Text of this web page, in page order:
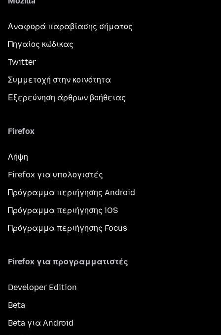
Αναφορά παραβίασης σήματος
Πηγαίος κώδικας
Twitter
Συμμετοχή στην κοινότητα
Εξερεύνηση άρθρων βοήθειας
Firefox
Λήψη
Firefox για υπολογιστές
Πρόγραμμα περιήγησης Android
Πρόγραμμα περιήγησης iOS
Πρόγραμμα περιήγησης Focus
Firefox για προγραμματιστές
Developer Edition
Beta
Beta για Android